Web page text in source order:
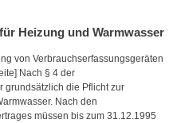
Heizung und Warmwasser
von Verbrauchserfassungsgeräten
Nach § 4 der
grundsätzlich die Pflicht zur
Nach den
müssen bis zum 31.12.1995